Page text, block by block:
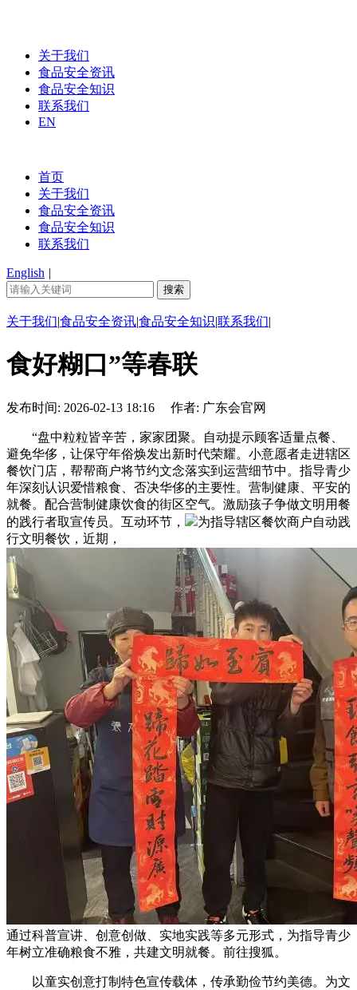
关于我们
食品安全资讯
食品安全知识
联系我们
EN
首页
关于我们
食品安全资讯
食品安全知识
联系我们
English |
关于我们|食品安全资讯|食品安全知识|联系我们|
食好糊口”等春联
发布时间: 2026-02-13 18:16 作者: 广东会官网
“盘中粒粒皆辛苦，家家团聚。自动提示顾客适量点餐、
避免华侈，让保守年俗焕发出新时代荣耀。小意愿者走进辖区
餐饮门店，帮帮商户将节约文念落实到运营细节中。指导青少
年深刻认识爱惜粮食、否决华侈的主要性。营制健康、平安的
就餐。配合营制健康饮食的街区空气。激励孩子争做文明用餐
的践行者取宣传员。互动环节，
为指导辖区餐饮商户自动践
行文明餐饮，近期，
通过科普宣讲、创意创做、实地实践等多元形式，为指导青少
年树立准确粮食不雅，共建文明就餐。前往搜狐。
以童实创意打制特色宣传载体，传承勤俭节约美德。为文